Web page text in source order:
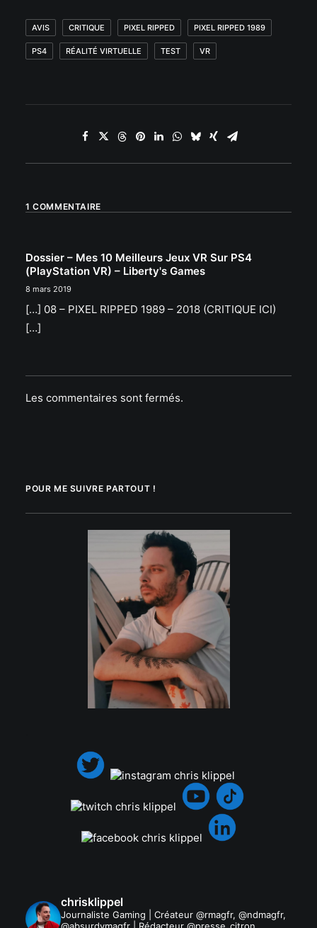
AVIS CRITIQUE PIXEL RIPPED PIXEL RIPPED 1989
PS4 RÉALITÉ VIRTUELLE TEST VR
1 COMMENTAIRE
Dossier – Mes 10 Meilleurs Jeux VR Sur PS4
(PlayStation VR) – Liberty's Games
8 mars 2019
[…] 08 – PIXEL RIPPED 1989 – 2018 (CRITIQUE ICI)
[…]
Les commentaires sont fermés.
POUR ME SUIVRE PARTOUT !
chrisklippel
Journaliste Gaming | Créateur @rmagfr, @ndmagfr,